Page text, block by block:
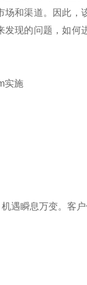
和渠道。因此，
现的问题，如何
瞬息万变。客户